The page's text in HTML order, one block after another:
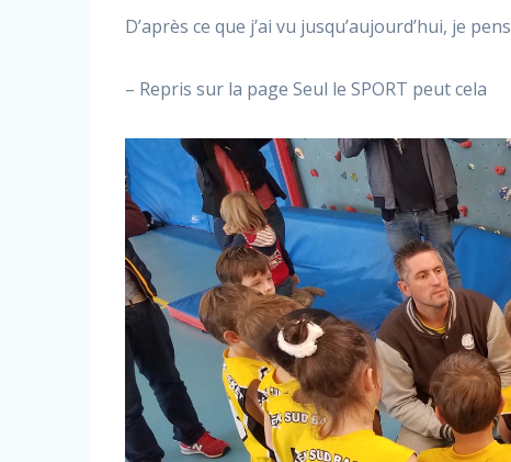
D’après ce que j’ai vu jusqu’aujourd’hui, je
– Repris sur la page Seul le SPORT peut cela